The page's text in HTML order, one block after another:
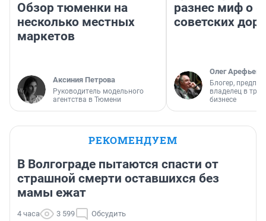
Обзор тюменки на
несколько местных
маркетов
Аксиния Петрова
Руководитель модельного
агентства в Тюмени
разнес миф о
советских
Олег Арефьев
Блогер,
владелец в
бизнесе
РЕКОМЕНДУЕМ
В Волгограде пытаются спасти от
страшной смерти оставшихся без
мамы ежат
4 часа 3 599 Обсудить